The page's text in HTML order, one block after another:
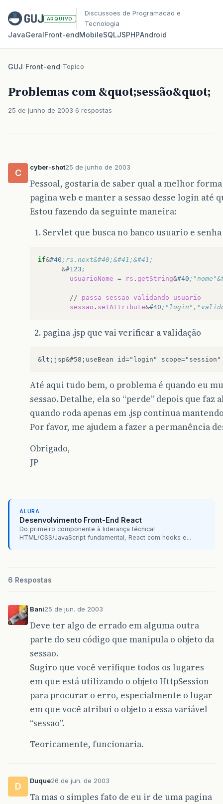
ARQUIVO
Discussoes de Programacao e
Tecnologia
JavaGeralFront‑endMobileSQLJSPHPAndroid
GUJ/Front-end/Topico
Problemas com &quot;sessão&quot;
25 de junho de 2003 6 respostas
C
cyber-shot25 de junho de 2003
Pessoal, gostaria de saber qual a melhor
pagina web e manter a sessao desse login até
Estou fazendo da seguinte maneira:
Servlet que busca no banco usuario e
if&#40 ;rs.next&#40;&#41;&#41;
&#123 ;
usuarioNome = rs . getString&#40
// passa sessao validando
usuario
sessao . setAttribute&#40
pagina .jsp que vai verificar a validação
Até aqui tudo bem, o problema é quando eu
sessao. Detalhe, ela so “perde” depois que faz
quando roda apenas em .jsp continua
Por favor, me ajudem a fazer a permanência
Obrigado,
JP
ALURA
Desenvolvimento Front-End React
Do primeiro componente à liderança técnica!
HTML/CSS/JavaScript fundamental, React com hooks e...
6 Respostas
Bani25 de jun. de 2003
Deve ter algo de errado em alguma outra
parte do seu código que manipula o objeto da
sessao.
Sugiro que você verifique todos os lugares
em que está utilizando o objeto HttpSession
para procurar o erro, especialmente o lugar
em que você atribui o objeto a essa variável
“sessao”.
Teoricamente, funcionaria.
D
Duque26 de jun. de 2003
Ta mas o simples fato de eu ir de uma pagina